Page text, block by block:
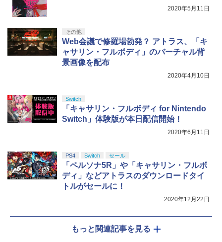
2020年5月11日
その他
Web会議で修羅場勃発？ アトラス、「キ
ャサリン・フルボディ」のバーチャル背
景画像を配布
2020年4月10日
Switch
「キャサリン・フルボディ for Nintendo
Switch」体験版が本日配信開始！
2020年6月11日
PS4 Switch セール
「ペルソナ5R」や「キャサリン・フルボ
ディ」などアトラスのダウンロードタイ
トルがセールに！
2020年12月22日
もっと関連記事を見る